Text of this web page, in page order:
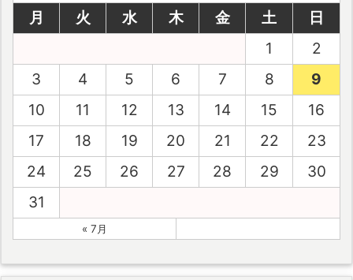
月 火 水 木 金 土
日
1
2
3
4 5 6 7 8
9
10
11 12 13 14 15
16
17
18 19 20 21 22
23
24
25 26 27 28 29
30
31
« 7月